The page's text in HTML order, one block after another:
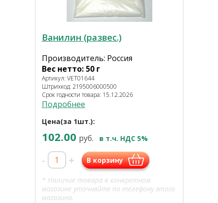
Ванилин (развес.)
Производитель: Россия
Вес нетто: 50 г
Артикул: VET01644
Штрихкод: 2195006000500
Срок годности товара: 15.12.2026
Подробнее
Цена(за 1шт.):
102.00 руб. в т.ч. НДС 5%
- + В корзину
* Наличие товара в конкретном
магазине уточняйте по телефону этого
магазина.